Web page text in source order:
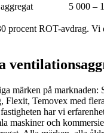
5 000 –
procent ROT-avdrag. Vi
märken på marknaden:
Flexit, Temovex med
har vi
maskiner och